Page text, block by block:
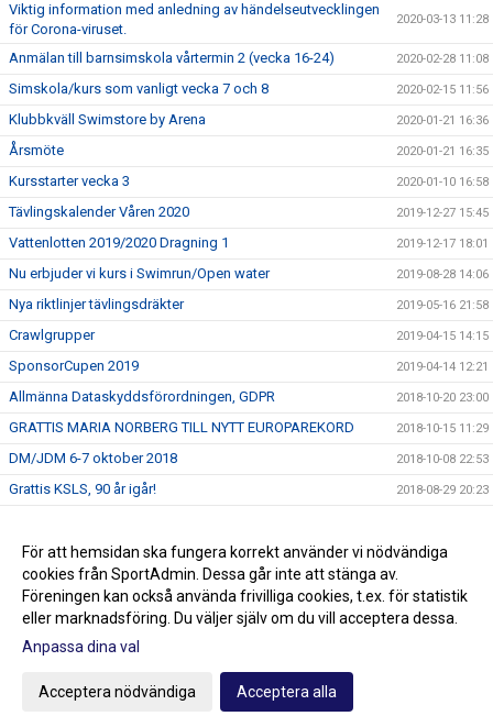
Viktig information med anledning av händelseutvecklingen
för Corona-viruset.
2020-03-13 11:28
Anmälan till barnsimskola vårtermin 2 (vecka 16-24) 2020-02-28 11:08
Simskola/kurs som vanligt vecka 7 och 8 2020-02-15 11:56
Klubbkväll Swimstore by Arena 2020-01-21 16:36
Årsmöte 2020-01-21 16:35
Kursstarter vecka 3 2020-01-10 16:58
Tävlingskalender Våren 2020 2019-12-27 15:45
Vattenlotten 2019/2020 Dragning 1 2019-12-17 18:01
Nu erbjuder vi kurs i Swimrun/Open water 2019-08-28 14:06
Nya riktlinjer tävlingsdräkter 2019-05-16 21:58
Crawlgrupper 2019-04-15 14:15
SponsorCupen 2019 2019-04-14 12:21
Allmänna Dataskyddsförordningen, GDPR 2018-10-20 23:00
GRATTIS MARIA NORBERG TILL NYTT EUROPAREKORD 2018-10-15 11:29
DM/JDM 6-7 oktober 2018 2018-10-08 22:53
Grattis KSLS, 90 år igår! 2018-08-29 20:23
Två nya val i menyn till vänster! 2016-09-06 14:13
2016-07-27 13:49
Gå till Webbversion
För att hemsidan ska fungera korrekt använder vi nödvändiga
cookies från SportAdmin. Dessa går inte att stänga av.
Föreningen kan också använda frivilliga cookies, t.ex. för statistik
eller marknadsföring. Du väljer själv om du vill acceptera dessa.
Anpassa dina val
Acceptera nödvändiga Acceptera alla